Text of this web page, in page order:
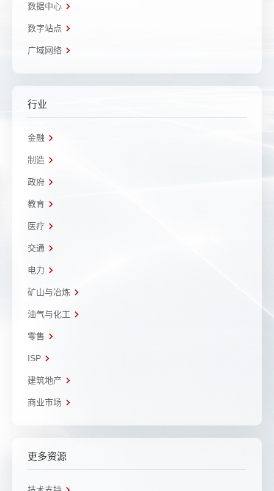
数据中心
数字站点
广域网络
行业
金融
制造
政府
教育
医疗
交通
电力
矿山与冶炼
油气与化工
零售
ISP
建筑地产
商业市场
更多资源